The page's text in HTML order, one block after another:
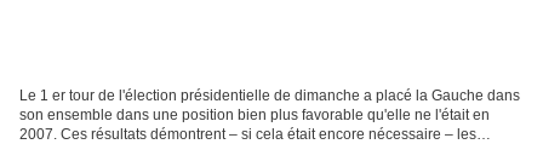
Le 1 er tour de l'élection présidentielle de dimanche a placé la Gauche dans
son ensemble dans une position bien plus favorable qu'elle ne l'était en
2007. Ces résultats démontrent – si cela était encore nécessaire – les